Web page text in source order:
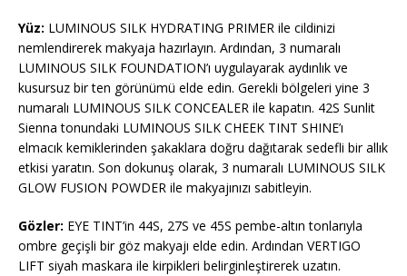
Yüz: LUMINOUS SILK HYDRATING PRIMER ile cildinizi
nemlendirerek makyaja hazırlayın. Ardından, 3 numaralı
LUMINOUS SILK FOUNDATION’ı uygulayarak aydınlık ve
kusursuz bir ten görünümü elde edin. Gerekli bölgeleri yine 3
numaralı LUMINOUS SILK CONCEALER ile kapatın. 42S Sunlit
Sienna tonundaki LUMINOUS SILK CHEEK TINT SHINE’ı
elmacık kemiklerinden şakaklara doğru dağıtarak sedefli bir allık
etkisi yaratın. Son dokunuş olarak, 3 numaralı LUMINOUS SILK
GLOW FUSION POWDER ile makyajınızı sabitleyin.
Gözler: EYE TINT’in 44S, 27S ve 45S pembe-altın tonlarıyla
ombre geçişli bir göz makyajı elde edin. Ardından VERTIGO
LIFT siyah maskara ile kirpikleri belirginleştirerek uzatın.